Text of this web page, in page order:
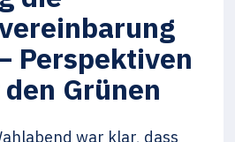
Perspektiven
Grünen
war klar, dass